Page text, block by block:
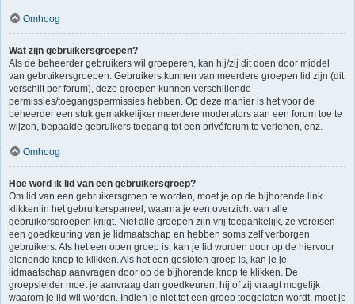
Omhoog
Wat zijn gebruikersgroepen?
Als de beheerder gebruikers wil groeperen, kan hij/zij dit doen door middel
van gebruikersgroepen. Gebruikers kunnen van meerdere groepen lid zijn (dit
verschilt per forum), deze groepen kunnen verschillende
permissies/toegangspermissies hebben. Op deze manier is het voor de
beheerder een stuk gemakkelijker meerdere moderators aan een forum toe te
wijzen, bepaalde gebruikers toegang tot een privéforum te verlenen, enz.
Omhoog
Hoe word ik lid van een gebruikersgroep?
Om lid van een gebruikersgroep te worden, moet je op de bijhorende link
klikken in het gebruikerspaneel, waarna je een overzicht van alle
gebruikersgroepen krijgt. Niet alle groepen zijn vrij toegankelijk, ze vereisen
een goedkeuring van je lidmaatschap en hebben soms zelf verborgen
gebruikers. Als het een open groep is, kan je lid worden door op de hiervoor
dienende knop te klikken. Als het een gesloten groep is, kan je je
lidmaatschap aanvragen door op de bijhorende knop te klikken. De
groepsleider moet je aanvraag dan goedkeuren, hij of zij vraagt mogelijk
waarom je lid wil worden. Indien je niet tot een groep toegelaten wordt, moet je